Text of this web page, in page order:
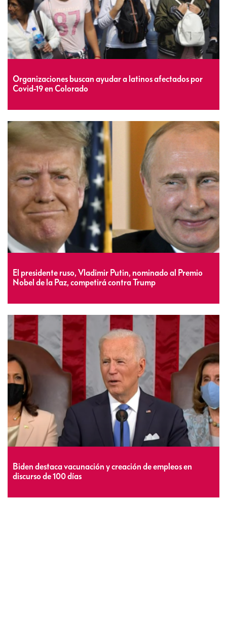
Organizaciones buscan ayudar a latinos afectados por
Covid-19 en Colorado
El presidente ruso, Vladimir Putin, nominado al Premio
Nobel de la Paz, competirá contra Trump
Biden destaca vacunación y creación de empleos en
discurso de 100 días